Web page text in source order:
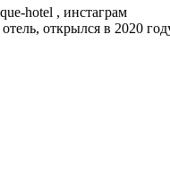
hotel , инстаграм
открылся в 2020